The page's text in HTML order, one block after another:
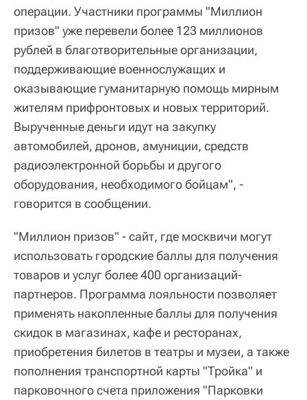
операции. Участники программы "Миллион
призов" уже перевели более 123 миллионов
рублей в благотворительные организации,
поддерживающие военнослужащих и
оказывающие гуманитарную помощь мирным
жителям прифронтовых и новых территорий.
Вырученные деньги идут на закупку
автомобилей, дронов, амуниции, средств
радиоэлектронной борьбы и другого
оборудования, необходимого бойцам", -
говорится в сообщении.
"Миллион призов" - сайт, где москвичи могут
использовать городские баллы для получения
товаров и услуг более 400 организаций-
партнеров. Программа лояльности позволяет
применять накопленные баллы для получения
скидок в магазинах, кафе и ресторанах,
приобретения билетов в театры и музеи, а также
пополнения транспортной карты "Тройка" и
парковочного счета приложения "Парковки